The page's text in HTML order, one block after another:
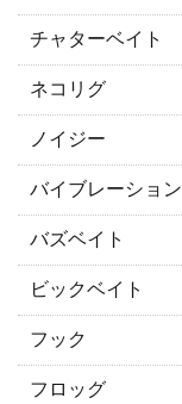
チャターベイト
ネコリグ
ノイジー
バイブレーション
バズベイト
ビックベイト
フック
フロッグ